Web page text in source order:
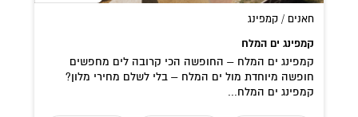
חאנים / קמפינג
קמפינג ים המלח
קמפינג ים המלח – החופשה הכי קרובה לים מחפשים
חופשה מיוחדת מול ים המלח – בלי לשלם מחירי מלון?
קמפינג ים המלח...